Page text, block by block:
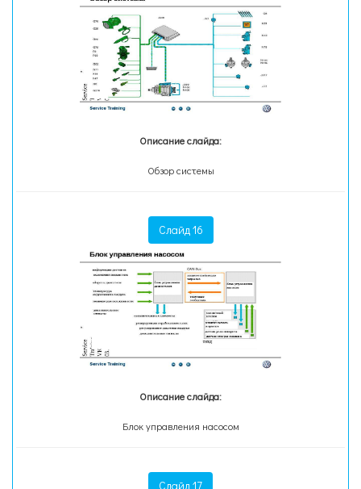
Описание слайда:
Обзор системы
Слайд 16
Описание слайда:
Блок управления насосом
Слайд 17